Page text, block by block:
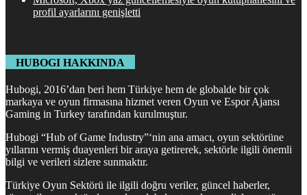
profil ayarlarını genişletti
HUBOGI HAKKINDA
Hubogi, 2016’dan beri hem Türkiye hem de globalde bir çok
markaya ve oyun firmasına hizmet veren Oyun ve Espor Ajansı
Gaming in Turkey tarafından kurulmuştur.
Hubogi “Hub of Game Industry”‘nin ana amacı, oyun sektörüne
yıllarını vermiş duayenleri bir araya getirerek, sektörle ilgili önemli
bilgi ve verileri sizlere sunmaktır.
Türkiye Oyun Sektörü ile ilgili doğru veriler, güncel haberler,